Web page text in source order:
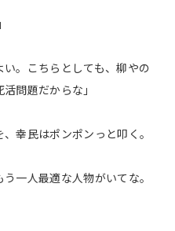
い。こちらとしても、柳やの
問題だからな」
幸民はポンポンっと叩く。
一人最適な人物がいてな。